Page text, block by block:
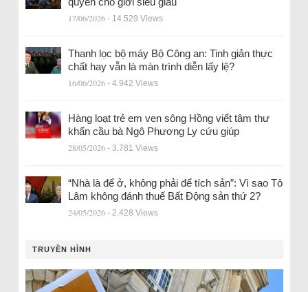
17/06/2026 - 14.529 Views
Thanh lọc bộ máy Bộ Công an: Tinh giản thực
chất hay vẫn là màn trình diễn lấy lệ?
16/06/2026 - 4.942 Views
Hàng loạt trẻ em ven sông Hồng viết tâm thư
khẩn cầu bà Ngô Phương Ly cứu giúp
28/05/2026 - 3.781 Views
“Nhà là để ở, không phải để tích sản”: Vì sao Tô
Lâm không đánh thuế Bất Động sản thứ 2?
24/05/2026 - 2.428 Views
TRUYỀN HÌNH